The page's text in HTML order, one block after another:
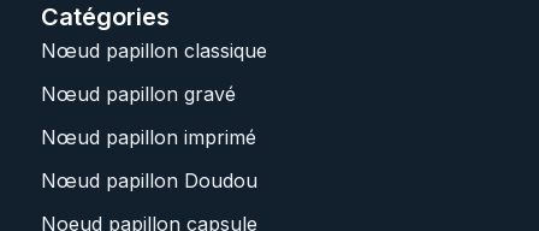
Catégories
Nœud papillon classique
Nœud papillon gravé
Nœud papillon imprimé
Nœud papillon Doudou
Noeud papillon capsule